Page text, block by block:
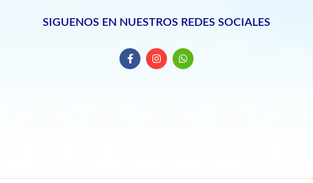
SIGUENOS EN NUESTROS REDES SOCIALES